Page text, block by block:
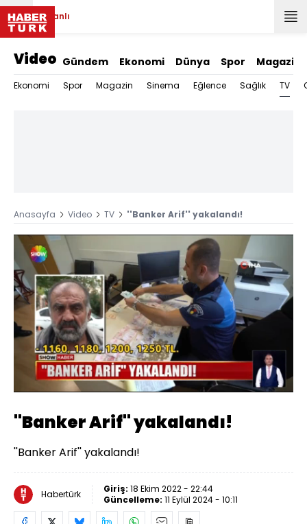
Canlı
Video Gündem Ekonomi Dünya Spor Magazin
Ekonomi Spor Magazin Sinema Eğlence Sağlık TV
Anasayfa Video TV ''Banker Arif'' yakalandı!
Sesi
Aç
Yüklendi:
71.58%
Oynatma
Hızı
''Banker Arif'' yakalandı!
''Banker Arif'' yakalandı!
Habertürk Giriş: 18 Ekim 2022 - 22:44
Güncelleme: 11 Eylül 2024 - 10:11